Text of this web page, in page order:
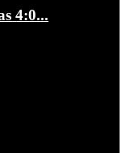
4:0...